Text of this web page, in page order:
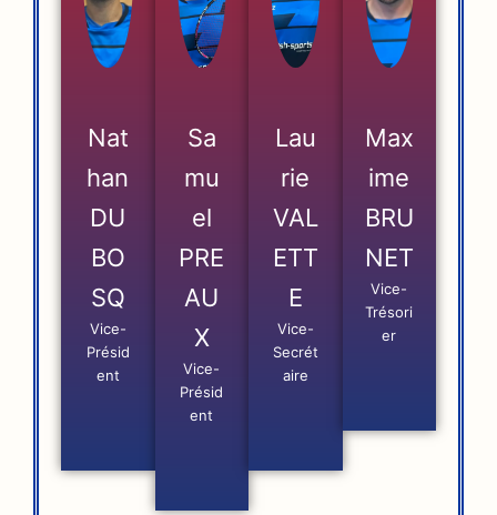
Nat
han
DU
BO
SQ
Vice-
Présid
ent
Sa
mu
el
PRE
AU
X
Vice-
Présid
ent
Lau
rie
VAL
ETT
E
Vice-
Secrét
aire
Max
ime
BRU
NET
Vice-
Trésori
er